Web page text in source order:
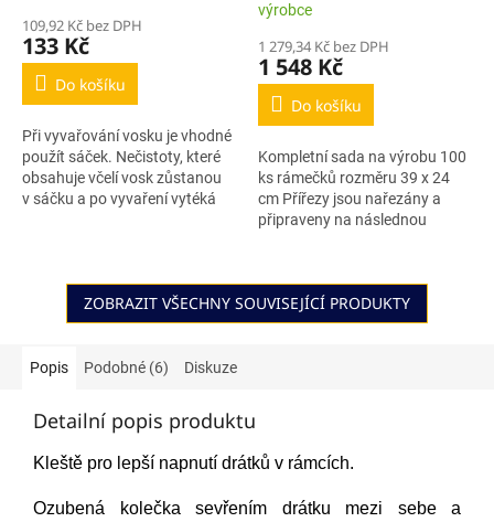
109,92 Kč bez DPH
133 Kč
Do košíku
Při vyvařování vosku je vhodné
použít sáček. Nečistoty, které
obsahuje včelí vosk zůstanou
v sáčku a po vyvaření vytéká
výrobce
1 279,34 Kč bez DPH
1 548 Kč
Do košíku
Kompletní sada na výrobu 100
ks rámečků rozměru 39 x 24
cm Přířezy jsou nařezány a
připraveny na následnou
ZOBRAZIT VŠECHNY SOUVISEJÍCÍ PRODUKTY
Popis Podobné (6) Diskuze
Detailní popis produktu
Kleště pro lepší napnutí drátků v rámcích.
Ozubená kolečka sevřením drátku mezi sebe a